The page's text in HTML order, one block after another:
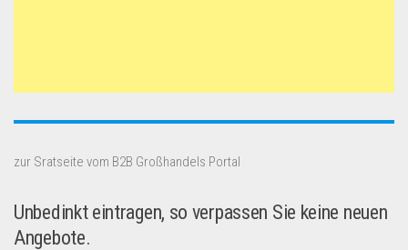
zur Sratseite vom B2B Großhandels Portal
Unbedinkt eintragen, so verpassen Sie keine neuen
Angebote.